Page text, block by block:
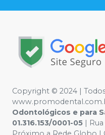
Copyright © 2024 |
Odontológicos e para
01.316.153/0001-05 |